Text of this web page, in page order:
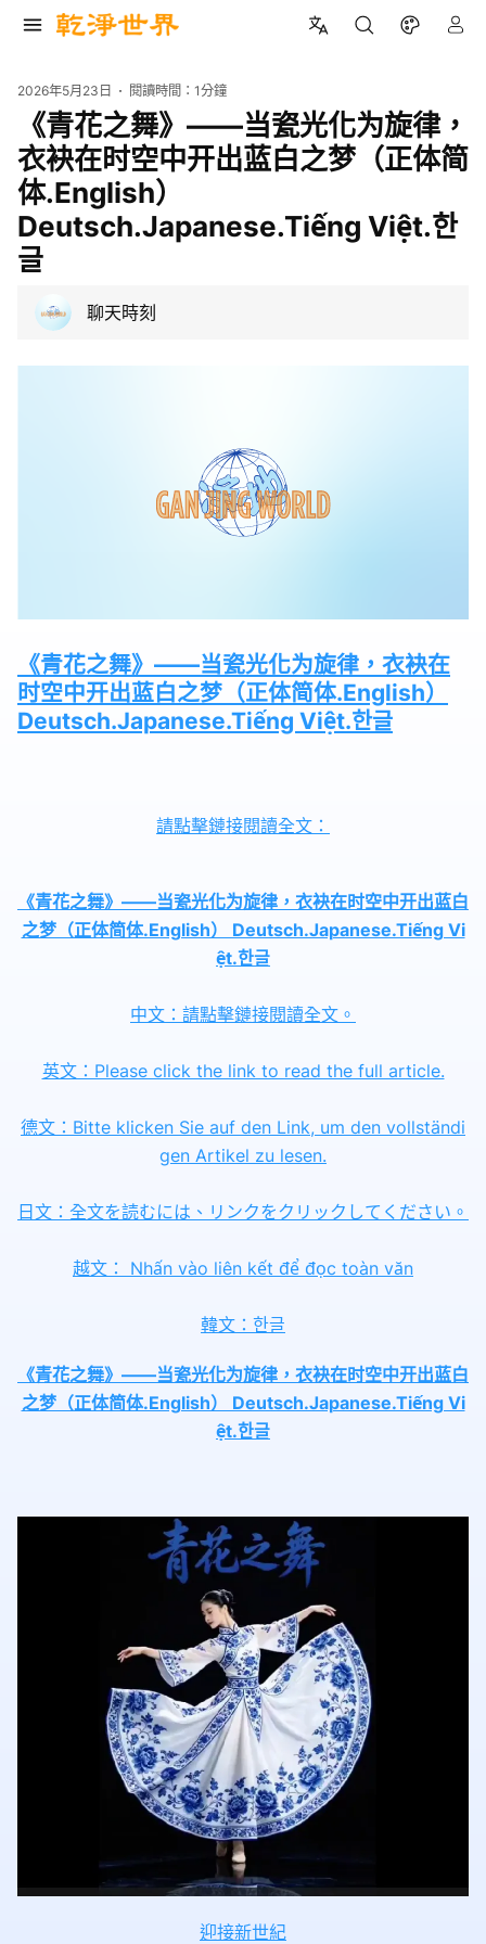
2026年5月23日 閱讀時間：1分鐘
《青花之舞》——当瓷光化为旋律，
衣袂在时空中开出蓝白之梦（正体简
体.English）
Deutsch.Japanese.Tiếng Việt.한
글
聊天時刻
《青花之舞》——当瓷光化为旋律，衣袂在
时空中开出蓝白之梦（正体简体.English）
Deutsch.Japanese.Tiếng Việt.한글
請點擊鏈接閱讀全文：
《青花之舞》——当瓷光化为旋律，衣袂在时空中开出蓝白
之梦（正体简体.English） Deutsch.Japanese.Tiếng Vi
ệt.한글
中文：請點擊鏈接閱讀全文。
英文：Please click the link to read the full article.
德文：Bitte klicken Sie auf den Link, um den vollständi
gen Artikel zu lesen.
日文：全文を読むには、リンクをクリックしてください。
越文： Nhấn vào liên kết để đọc toàn văn
韓文：한글
《青花之舞》——当瓷光化为旋律，衣袂在时空中开出蓝白
之梦（正体简体.English） Deutsch.Japanese.Tiếng Vi
ệt.한글
迎接新世紀